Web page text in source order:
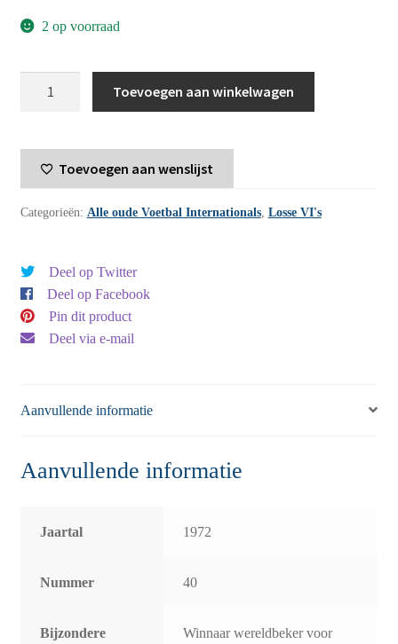
2 op voorraad
7
1972
-
aantal
Toevoegen aan winkelwagen
Toevoegen aan wenslijst
Categorieën: Alle oude Voetbal Internationals, Losse VI's
Deel op Twitter
Deel op Facebook
Pin dit product
Deel via e-mail
Aanvullende informatie
Aanvullende informatie
Jaartal 1972
Nummer 40
Bijzondere
Winnaar wereldbeker voor